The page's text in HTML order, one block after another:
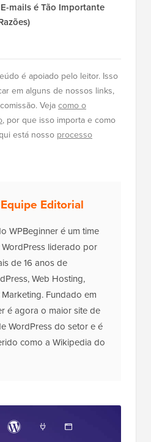
mails é Tão Importante
é apoiado pelo leitor. Isso
em alguns de nossos links,
Vejacomo o
, por que isso importa e como
está nosso processo
Editorial
WPBeginner é um time
liderado por
de 16 anos de
Web Hosting,
Fundado em
é agora o maior site de
WordPress do setor e é
como a Wikipedia do